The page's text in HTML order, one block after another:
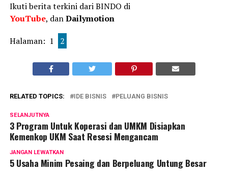
Ikuti berita terkini dari BINDO di
YouTube, danDailymotion
Halaman: 1 2
RELATED TOPICS: IDE BISNIS PELUANG BISNIS
SELANJUTNYA
3 Program Untuk Koperasi dan UMKM Disiapkan
Kemenkop UKM Saat Resesi Mengancam
JANGAN LEWATKAN
5 Usaha Minim Pesaing dan Berpeluang Untung Besar